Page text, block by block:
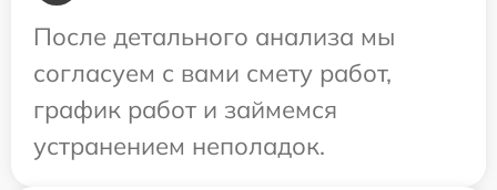
После детального анализа мы
согласуем с вами смету работ,
график работ и займемся
устранением неполадок.